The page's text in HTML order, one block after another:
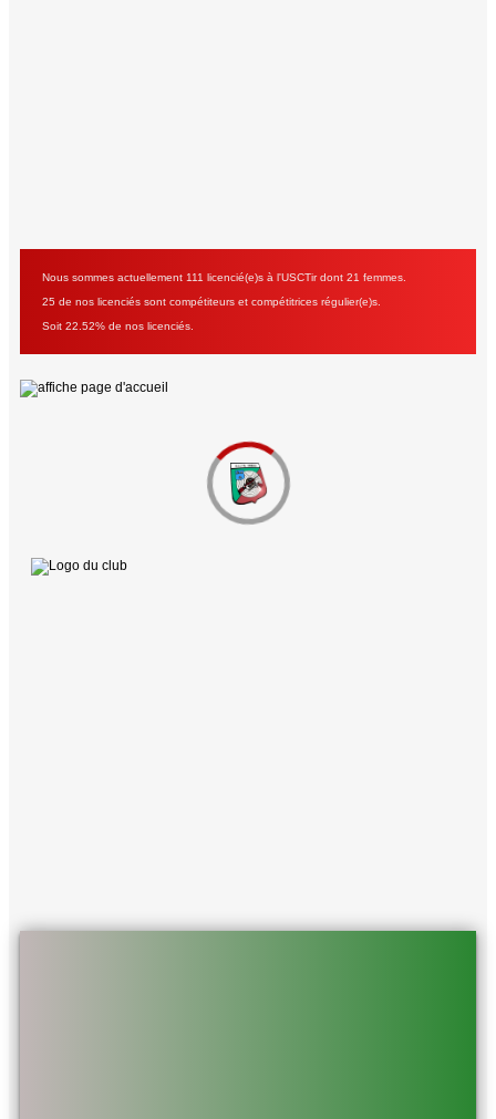
Nous sommes actuellement 111 licencié(e)s à l'USCTir dont 21 femmes.
25 de nos licenciés sont compétiteurs et compétitrices régulier(e)s.
Soit 22.52% de nos licenciés.